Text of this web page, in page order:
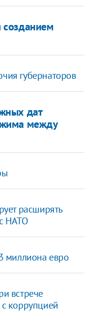
созданием
губернаторов
дат
между
расширять
НАТО
миллиона евро
встрече
коррупцией